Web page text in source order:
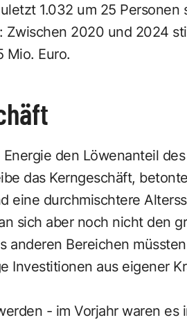
1.032 um 25 Personen
Zwischen 2020 und 2024
Mio. Euro.
den Löwenanteil
das Kerngeschäft,
eine durchmischtere
sich aber noch nicht den
anderen Bereichen
Investitionen aus eigener
- im Vorjahr waren es